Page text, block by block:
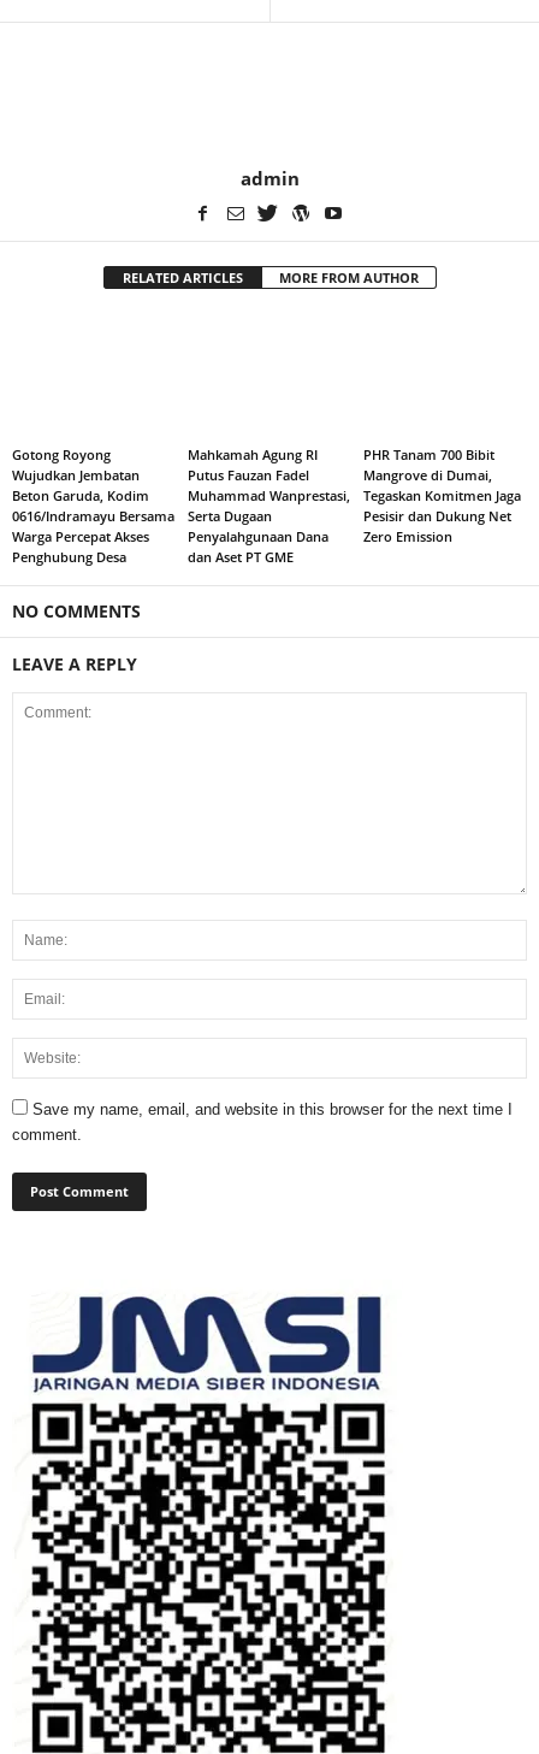
admin
RELATED ARTICLES MORE FROM AUTHOR
Gotong Royong
Wujudkan Jembatan
Beton Garuda, Kodim
0616/Indramayu Bersama
Warga Percepat Akses
Penghubung Desa
Mahkamah Agung RI
Putus Fauzan Fadel
Muhammad Wanprestasi,
Serta Dugaan
Penyalahgunaan Dana
dan Aset PT GME
PHR Tanam 700 Bibit
Mangrove di Dumai,
Tegaskan Komitmen Jaga
Pesisir dan Dukung Net
Zero Emission
NO COMMENTS
LEAVE A REPLY
Save my name, email, and website in this browser for the next time I
comment.